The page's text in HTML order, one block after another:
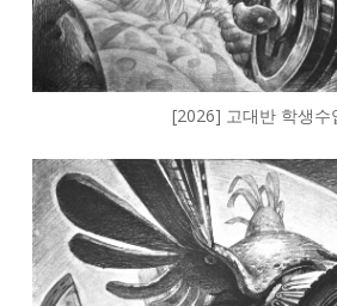
[2026] 고대반 학생수